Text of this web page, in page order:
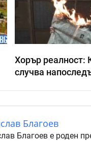
Хорър реалност:
случва
Благоев
Благоев е роден